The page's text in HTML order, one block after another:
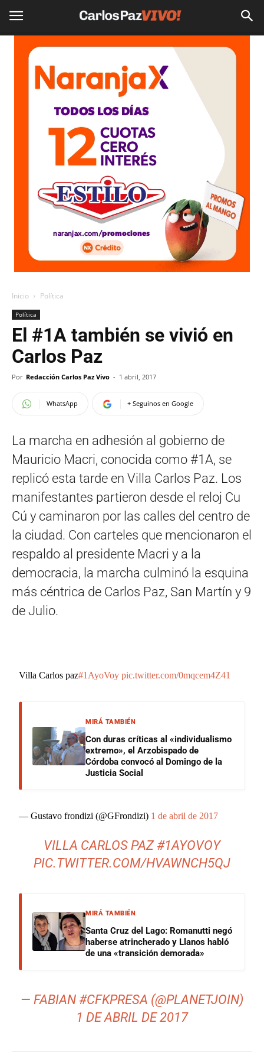
Inicio Política
Política
El #1A también se vivió en
Carlos Paz
Por Redacción Carlos Paz Vivo - 1 abril, 2017
WhatsApp + Seguinos en Google
La marcha en adhesión al gobierno de
Mauricio Macri, conocida como #1A, se
replicó esta tarde en Villa Carlos Paz. Los
manifestantes partieron desde el reloj Cu
Cú y caminaron por las calles del centro de
la ciudad. Con carteles que mencionaron el
respaldo al presidente Macri y a la
democracia, la marcha culminó la esquina
más céntrica de Carlos Paz, San Martín y 9
de Julio.
Villa Carlos paz#1AyoVoy pic.twitter.com/0mqcem4Z41
MIRÁ TAMBIÉN
Con duras críticas al «individualismo
extremo», el Arzobispado de
Córdoba convocó al Domingo de la
Justicia Social
— Gustavo frondizi (@GFrondizi) 1 de abril de 2017
VILLA CARLOS PAZ #1AYOVOY
PIC.TWITTER.COM/HVAWNCH5QJ
MIRÁ TAMBIÉN
Santa Cruz del Lago: Romanutti negó
haberse atrincherado y Llanos habló
de una «transición demorada»
— FABIAN #CFKPRESA (@PLANETJOIN)
1 DE ABRIL DE 2017